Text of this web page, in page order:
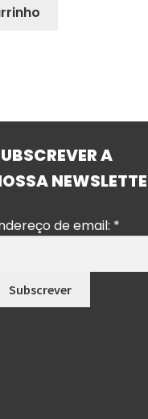
A
de email: *